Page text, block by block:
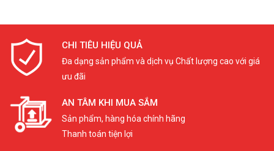
CHI TIÊU HIỆU QUẢ
Đa dạng sản phẩm và dịch vụ Chất lượng cao với giá
ưu đãi
AN TÂM KHI MUA SẮM
Sản phẩm, hàng hóa chính hãng
Thanh toán tiện lợi